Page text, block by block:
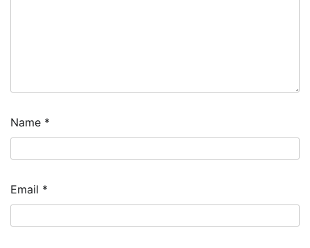
Name *
Email *